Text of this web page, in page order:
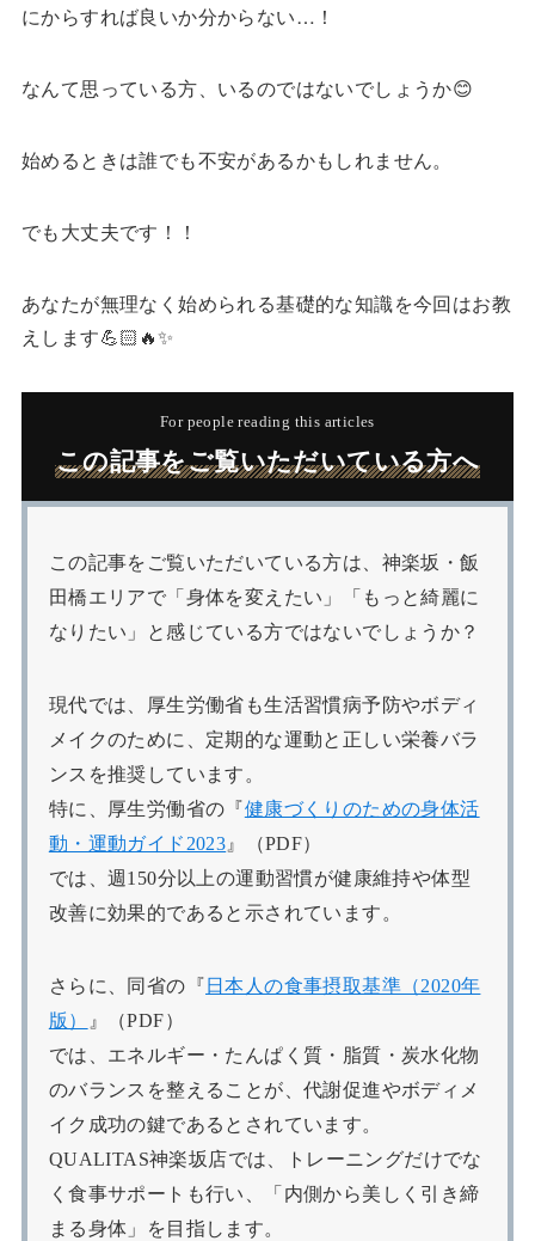
にからすれば良いか分からない…！
なんて思っている方、いるのではないでしょうか😊
始めるときは誰でも不安があるかもしれません。
でも大丈夫です！！
あなたが無理なく始められる基礎的な知識を今回はお教
えします💪🏻🔥✨
For people reading this articles
この記事をご覧いただいている方へ
この記事をご覧いただいている方は、神楽坂・飯
田橋エリアで「身体を変えたい」「もっと綺麗に
なりたい」と感じている方ではないでしょうか？
現代では、厚生労働省も生活習慣病予防やボディ
メイクのために、定期的な運動と正しい栄養バラ
ンスを推奨しています。
特に、厚生労働省の『健康づくりのための身体活
動・運動ガイド2023 』（PDF）
では、週150分以上の運動習慣が健康維持や体型
改善に効果的であると示されています。
さらに、同省の『 日本人の食事摂取基準（2020年
版）
』（PDF）
では、エネルギー・たんぱく質・脂質・炭水化物
のバランスを整えることが、代謝促進やボディメ
イク成功の鍵であるとされています。
QUALITAS神楽坂店では、トレーニングだけでな
く食事サポートも行い、「内側から美しく引き締
まる身体」を目指します。